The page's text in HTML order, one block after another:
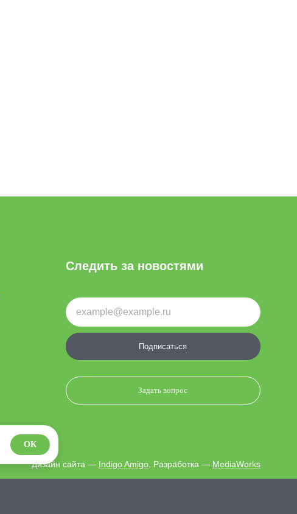
Следить за новостями
Подписаться
Задать вопрос
Дизайн сайта — Indigo Amigo . Разработка — MediaWorks
ОК